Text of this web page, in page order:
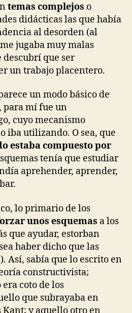
temas complejos o
didácticas las que había
al desorden (al
jugaba muy malas
descubrí que ser
un trabajo placentero.
un modo básico de
para mí fue un
cuyo mecanismo
iba utilizando. O sea, que
estaba compuesto por
tenía que estudiar
aprehender, aprender,
lo primario de los
unos esquemas a los
que ayudar, estorban
haber dicho que las
Así, sabía que lo escrito en
constructivista;
coto de los
que subrayaba en
Kant; y aquello otro en